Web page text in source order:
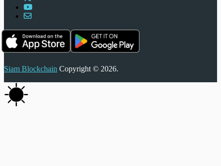
Siam Blockchain Copyright © 2026.